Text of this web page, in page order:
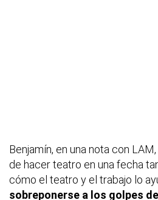
Benjamín, en una nota con
de hacer teatro en una fecha
cómo el teatro y el trabajo lo
sobreponerse a los golpes